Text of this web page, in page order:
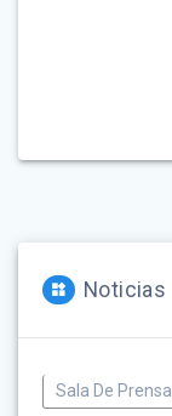
Noticias
Sala De Prensa